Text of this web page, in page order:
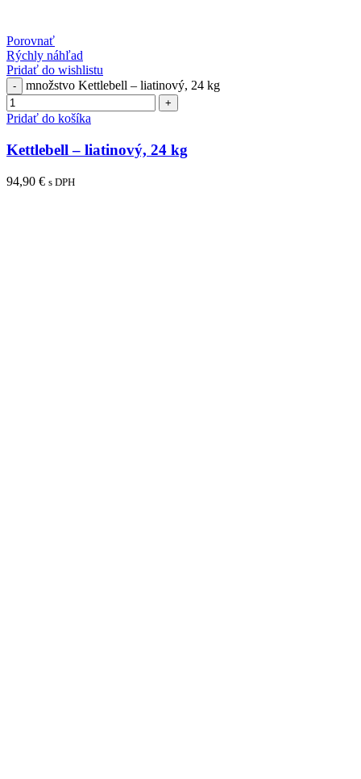
Porovnať
Rýchly náhľad
Pridať do wishlistu
množstvo Kettlebell – liatinový, 24 kg
Pridať do košíka
Kettlebell – liatinový, 24 kg
94,90 € s DPH